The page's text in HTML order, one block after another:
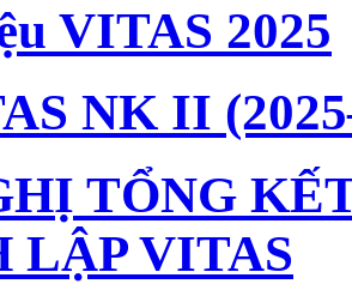
VITAS 2025
NK II
TỔNG
LẬP VITAS